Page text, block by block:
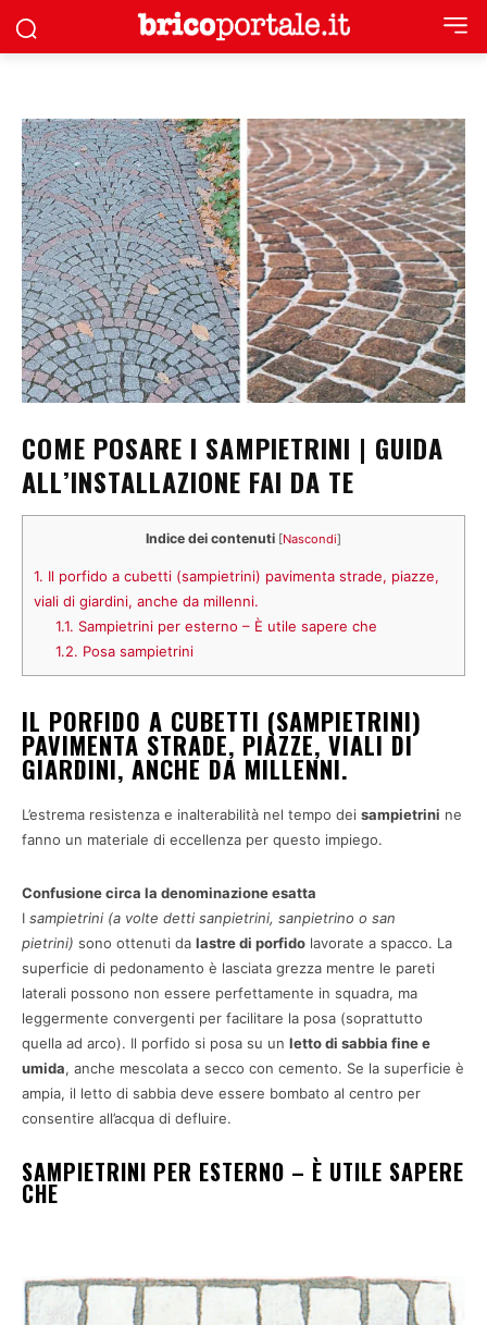
COME POSARE I SAMPIETRINI | GUIDA
ALL’INSTALLAZIONE FAI DA TE
Indice dei contenuti [Nascondi]
1. Il porfido a cubetti (sampietrini) pavimenta strade, piazze,
viali di giardini, anche da millenni.
1.1. Sampietrini per esterno – È utile sapere che
1.2. Posa sampietrini
IL PORFIDO A CUBETTI (SAMPIETRINI)
PAVIMENTA STRADE, PIAZZE, VIALI DI
GIARDINI, ANCHE DA MILLENNI.
L’estrema resistenza e inalterabilità nel tempo dei sampietrini ne
fanno un materiale di eccellenza per questo impiego.
Confusione circa la denominazione esatta
I sampietrini (a volte detti sanpietrini, sanpietrino o san
pietrini) sono ottenuti da lastre di porfido lavorate a spacco. La
superficie di pedonamento è lasciata grezza mentre le pareti
laterali possono non essere perfettamente in squadra, ma
leggermente convergenti per facilitare la posa (soprattutto
quella ad arco). Il porfido si posa su un letto di sabbia fine e
umida, anche mescolata a secco con cemento. Se la superficie è
ampia, il letto di sabbia deve essere bombato al centro per
consentire all’acqua di defluire.
SAMPIETRINI PER ESTERNO – È UTILE SAPERE
CHE